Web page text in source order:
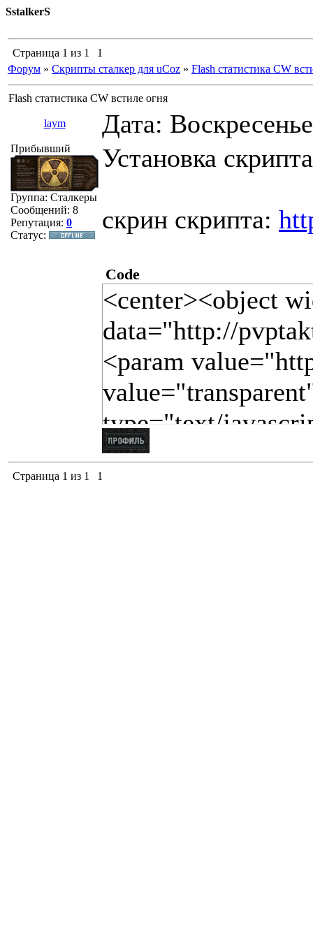
SstalkerS
Страница 1 из 1
1
Форум » Скрипты сталкер для uCoz » Flash статистика CW
Flash статистика CW встиле огня
laym Дата:
Прибывший
Группа: Сталкеры
Сообщений: 8
Репутация: 0
Статус:
Установка
скрин скрипта:
Code
<center><object
data="http://
<param
type="text/
Страница 1 из 1 1